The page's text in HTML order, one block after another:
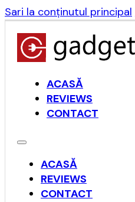
Sari la conținutul principal
ACASĂ
REVIEWS
CONTACT
ACASĂ
REVIEWS
CONTACT